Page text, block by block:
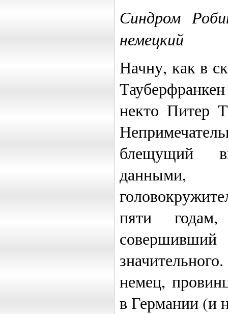
Синдром
немецкий
Начну, как в
некто Питер
блещущий
пяти
немец,
в Германии (и